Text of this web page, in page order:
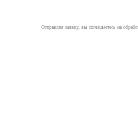
Отправляя заявку, вы соглашаетесь на